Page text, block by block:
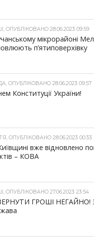
ОПУБЛІКОВАНО 28.06.2023 09:59
мікрорайоні
п’ятиповерхівку
ОПУБЛІКОВАНО 28.06.2023 09:57
Конституції України!
ОПУБЛІКОВАНО 28.06.2023 00:33
вже відновлено
– КОВА
ОПУБЛІКОВАНО 27.06.2023 23:54
ГРОШІ НЕГАЙНО! З